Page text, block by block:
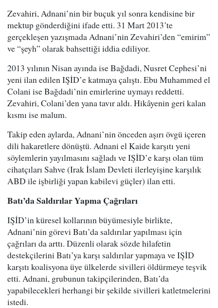
Zevahiri, Adnani’nin bir buçuk yıl sonra kendisine bir
mektup gönderdiğini ifade etti. 31 Mart 2013’te
gerçekleşen yazışmada Adnani’nin Zevahiri’den “emirim”
ve “şeyh” olarak bahsettiği iddia ediliyor.
2013 yılının Nisan ayında ise Bağdadi, Nusret Cephesi’ni
yeni ilan edilen IŞİD’e katmaya çalıştı. Ebu Muhammed el
Colani ise Bağdadi’nin emirlerine uymayı reddetti.
Zevahiri, Colani’den yana tavır aldı. Hikâyenin geri kalan
kısmı ise malum.
Takip eden aylarda, Adnani’nin önceden aşırı övgü içeren
dili hakaretlere dönüştü. Adnani el Kaide karşıtı yeni
söylemlerin yayılmasını sağladı ve IŞİD’e karşı olan tüm
cihatçıları Sahve (Irak İslam Devleti ilerleyişine karşılık
ABD ile işbirliği yapan kabilevi güçler) ilan etti.
Batı’da Saldırılar Yapma Çağrıları
IŞİD’in küresel kollarının büyümesiyle birlikte,
Adnani’nin görevi Batı’da saldırılar yapılması için
çağrıları da arttı. Düzenli olarak sözde hilafetin
destekçilerini Batı’ya karşı saldırılar yapmaya ve IŞİD
karşıtı koalisyona üye ülkelerde sivilleri öldürmeye teşvik
etti. Adnani, grubunun takipçilerinden, Batı’da
yapabilecekleri herhangi bir şekilde sivilleri katletmelerini
istedi.